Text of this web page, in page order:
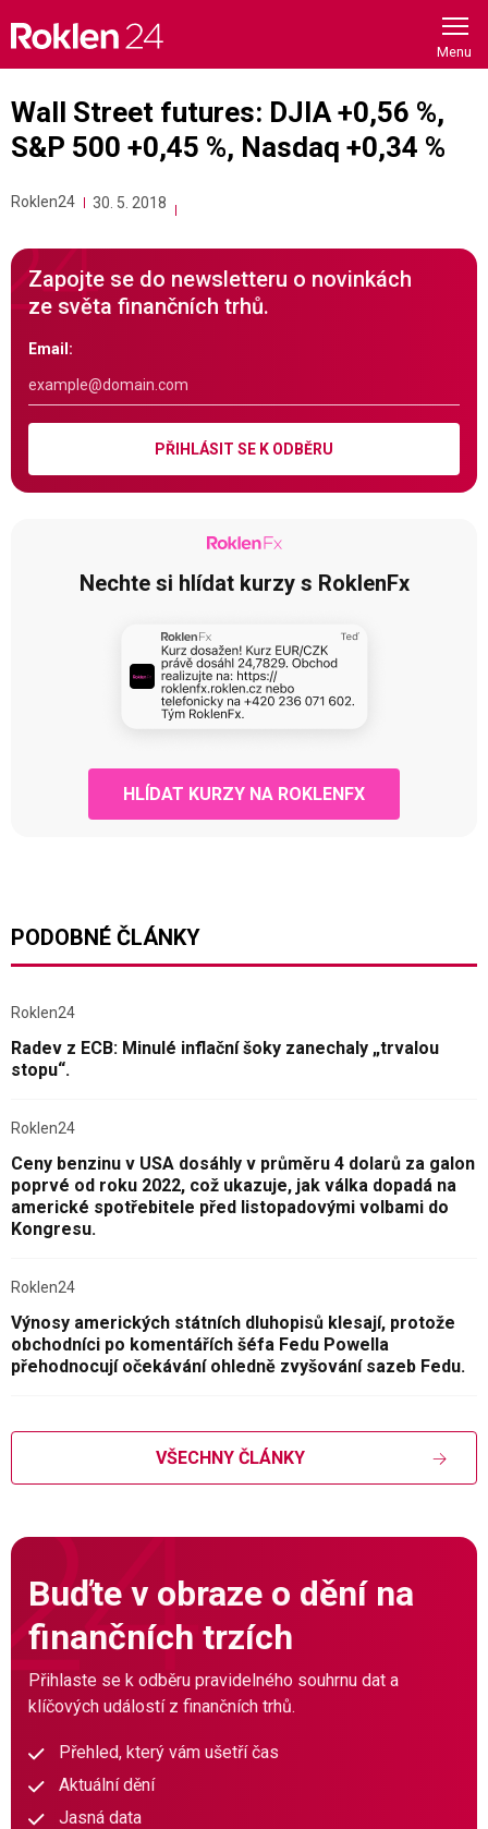
content
Wall Street futures: DJIA +0,56 %,
S&P 500 +0,45 %, Nasdaq +0,34 %
Roklen24 30. 5. 2018
Zapojte se do newsletteru o novinkách
ze světa finančních trhů.
Email:
PŘIHLÁSIT SE K ODBĚRU
Nechte si hlídat kurzy s RoklenFx
HLÍDAT KURZY NA ROKLENFX
PODOBNÉ ČLÁNKY
Roklen24
Radev z ECB: Minulé inflační šoky zanechaly „trvalou
stopu“.
Roklen24
Ceny benzinu v USA dosáhly v průměru 4 dolarů za galon
poprvé od roku 2022, což ukazuje, jak válka dopadá na
americké spotřebitele před listopadovými volbami do
Kongresu.
Roklen24
Výnosy amerických státních dluhopisů klesají, protože
obchodníci po komentářích šéfa Fedu Powella
přehodnocují očekávání ohledně zvyšování sazeb Fedu.
VŠECHNY ČLÁNKY
Buďte v obraze o dění na
finančních trzích
Přihlaste se k odběru pravidelného souhrnu dat a
klíčových událostí z finančních trhů.
Přehled, který vám ušetří čas
Aktuální dění
Jasná data